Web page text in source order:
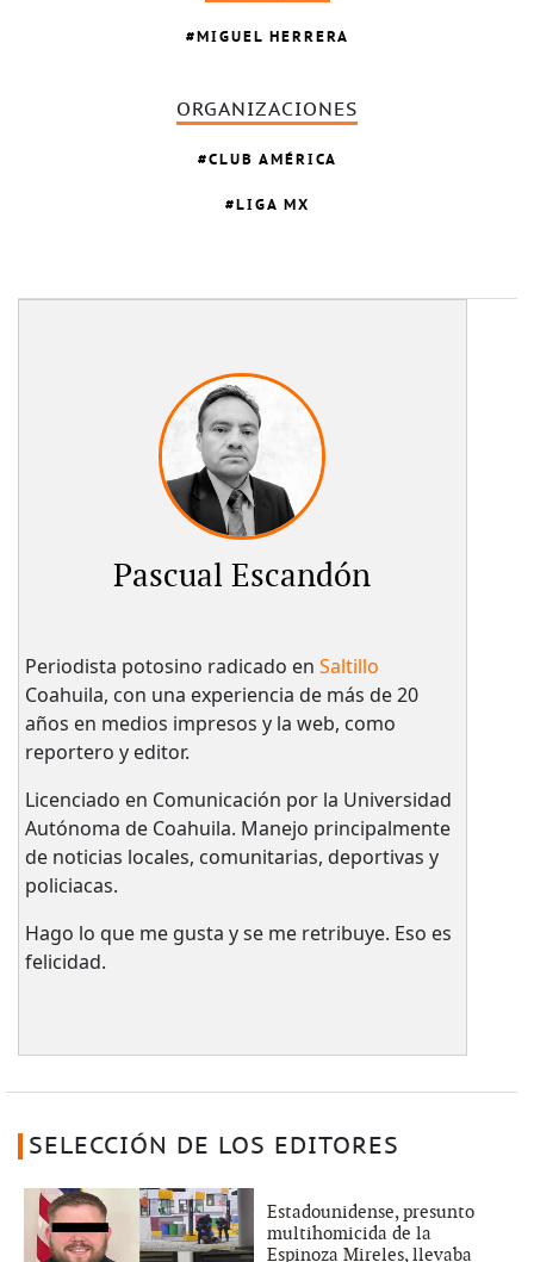
MIGUEL HERRERA
ORGANIZACIONES
CLUB AMÉRICA
LIGA MX
Pascual Escandón
Periodista potosino radicado en Saltillo
Coahuila, con una experiencia de más de 20
años en medios impresos y la web, como
reportero y editor.
Licenciado en Comunicación por la Universidad
Autónoma de Coahuila. Manejo principalmente
de noticias locales, comunitarias, deportivas y
policiacas.
Hago lo que me gusta y se me retribuye. Eso es
felicidad.
SELECCIÓN DE LOS EDITORES
Estadounidense, presunto
multihomicida de la
Espinoza Mireles, llevaba